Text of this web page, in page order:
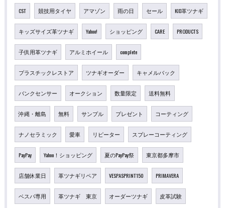
CST 競技用タイヤ アマゾン 雨の日 セール KID革ツナギ
キッズサイズ革ツナギ Yahoo! ショッピング CARE PRODUCTS
子供用革ツナギ アルミホイール complete
プラスチックレストア ツナギオーダー キャメルバック
バンクセンサー オークション 数量限定 送料無料
沖縄・離島 無料 サンプル プレゼント コーティング
ナノセラミック 愛車 リピーター スプレーコーティング
PayPay Yahoo！ショッピング 夏のPayPay祭 東京都多摩市
店舗休業日 革ツナギリペア VESPASPRINT150 PRIMAVERA
ベスパ専用 革ツナギ 東京 オーダーツナギ 皮革試験